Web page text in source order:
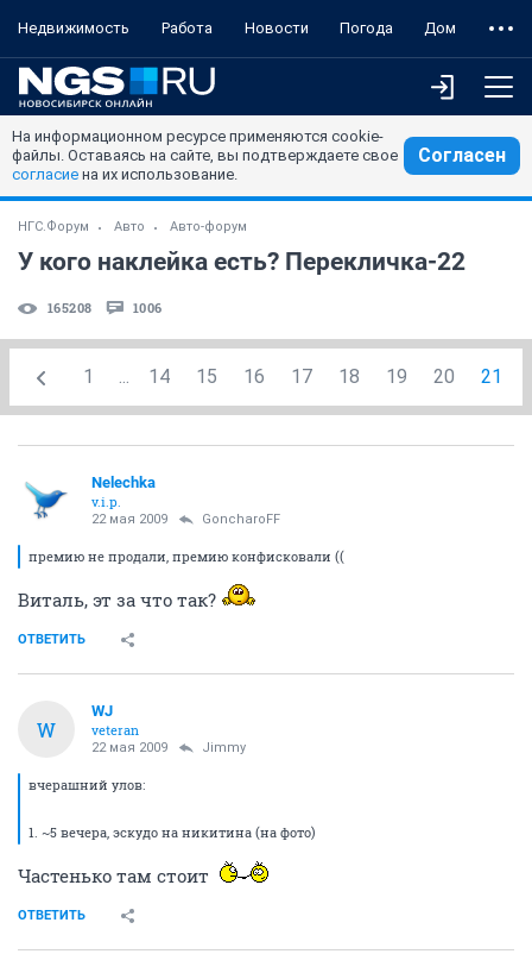
Недвижимость Работа Новости Погода Дом
На информационном ресурсе применяются cookie-
файлы. Оставаясь на сайте, вы подтверждаете свое
согласие на их использование.
Согласен
НГС.Форум Авто Авто-форум
У кого наклейка есть? Перекличка-22
165208 1006
1 ... 14 15 16 17 18 19 20 21
Nelechka
v.i.p.
22 мая 2009 GoncharoFF
премию не продали, премию конфисковали ((
Виталь, эт за что так?
ОТВЕТИТЬ
W
WJ
veteran
22 мая 2009 Jimmy
вчерашний улов:
1. ~5 вечера, эскудо на никитина (на фото)
Частенько там стоит
ОТВЕТИТЬ